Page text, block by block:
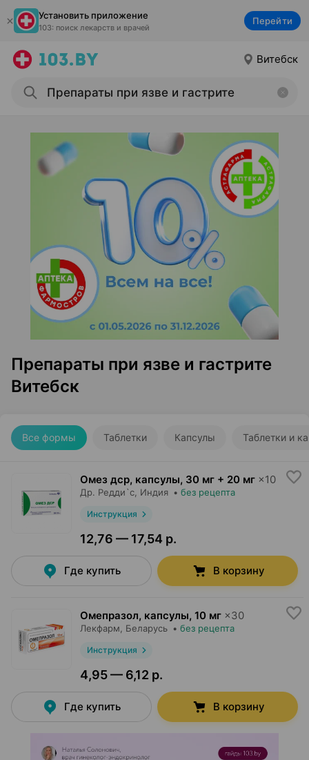
Установить приложение
103: поиск лекарств и врачей
Перейти
Витебск
Препараты при язве и гастрите
Витебск
Все формы Таблетки Капсулы Таблетки и
Омез дср, капсулы, 30 мг + 20 мг ×10
Др. Редди`с , Индия • без рецепта
Инструкция
12,76 — 17,54 р.
Где купить В корзину
Омепразол, капсулы, 10 мг ×30
Лекфарм , Беларусь • без рецепта
Инструкция
4,95 — 6,12 р.
Где купить В корзину